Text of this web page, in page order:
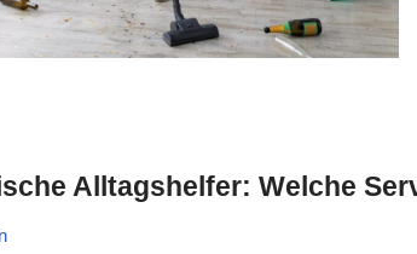
Alltagshelfer: Welche